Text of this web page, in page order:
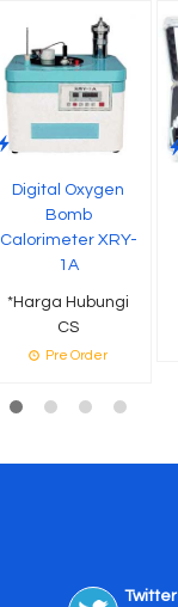
Digital Oxygen
Bomb
Calorimeter XRY-
1A
*Harga Hubungi
CS
Pre Order
Twitter